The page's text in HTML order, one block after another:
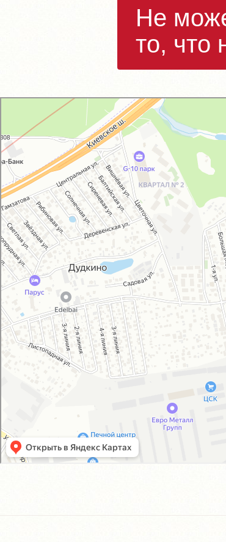
Не
то, что
GM-City&VAG-Repair
Автосервис, автотехцентр в Москве
Магазин автозапчастей и автотоваров в Москве